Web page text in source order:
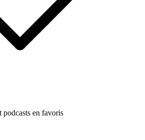
podcasts en favoris